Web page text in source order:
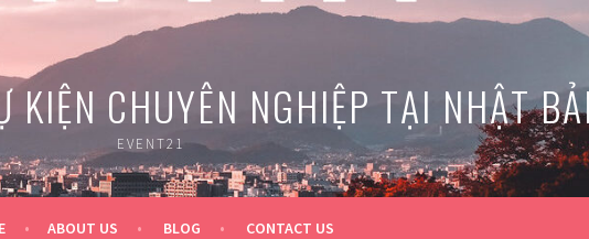
KIỆN CHUYÊN NGHIỆP TẠI NHẬT
EVENT21
ABOUT US BLOG CONTACT US